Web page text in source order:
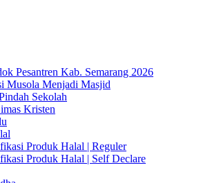
Pesantren Kab. Semarang 2026
Musola Menjadi Masjid
Sekolah
Kristen
Produk Halal | Reguler
Produk Halal | Self Declare